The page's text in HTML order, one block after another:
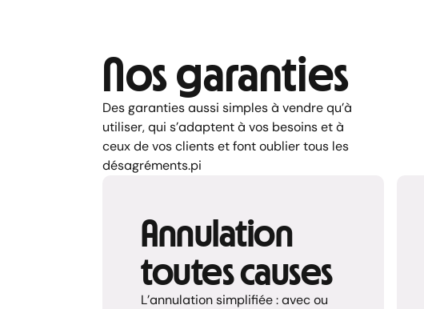
Nos garanties
Des garanties aussi simples à vendre qu’à
utiliser, qui s’adaptent à vos besoins et à
ceux de vos clients et font oublier tous les
désagréments.pi
Annulation
toutes causes
L’annulation simplifiée : avec ou